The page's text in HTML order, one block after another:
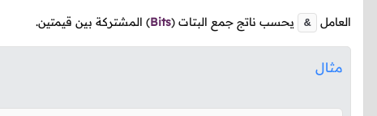
العامل & يحسب ناتج جمع البتات (
Bits
) المشتركة بين قيمتين.
مثال